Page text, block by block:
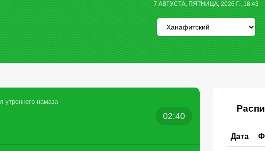
7 АВГУСТА, ПЯТНИЦА, 2026 Г., 18:43
утреннего намаза
02:40
Дата